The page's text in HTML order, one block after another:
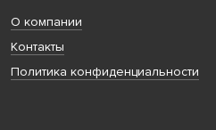
О компании
Контакты
Политика конфиденциальности